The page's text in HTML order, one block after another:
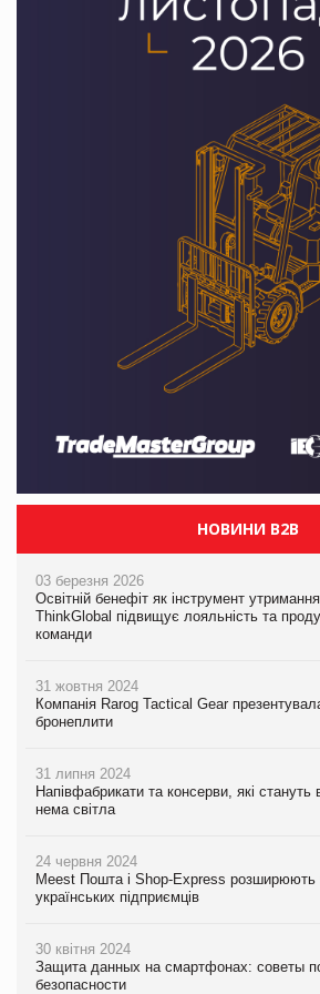
НОВИНИ B2B
03 березня 2026
Освітній бенефіт як інструмент
ThinkGlobal підвищує лояльність та
команди
31 жовтня 2024
Компанія Rarog Tactical Gear
бронеплити
31 липня 2024
Напівфабрикати та консерви, які стануть
нема світла
24 червня 2024
Meest Пошта і Shop-Express розширюють
українських підприємців
30 квітня 2024
Защита данных на смартфонах: советы
безопасности